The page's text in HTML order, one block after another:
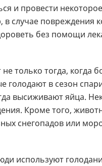
и провести
в случае повреждения
без помощи
только тогда, когда
голодают в сезон
высиживают яйца.
Кроме того,
снегопадов или
используют